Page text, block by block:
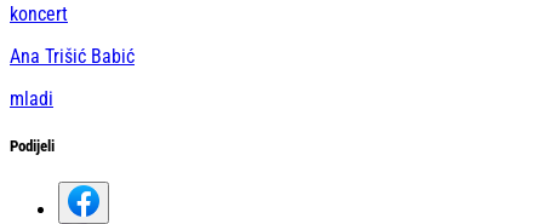
koncert
Ana Trišić Babić
mladi
Podijeli